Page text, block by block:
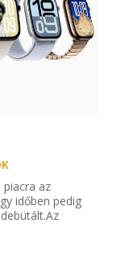
az
időben pedig